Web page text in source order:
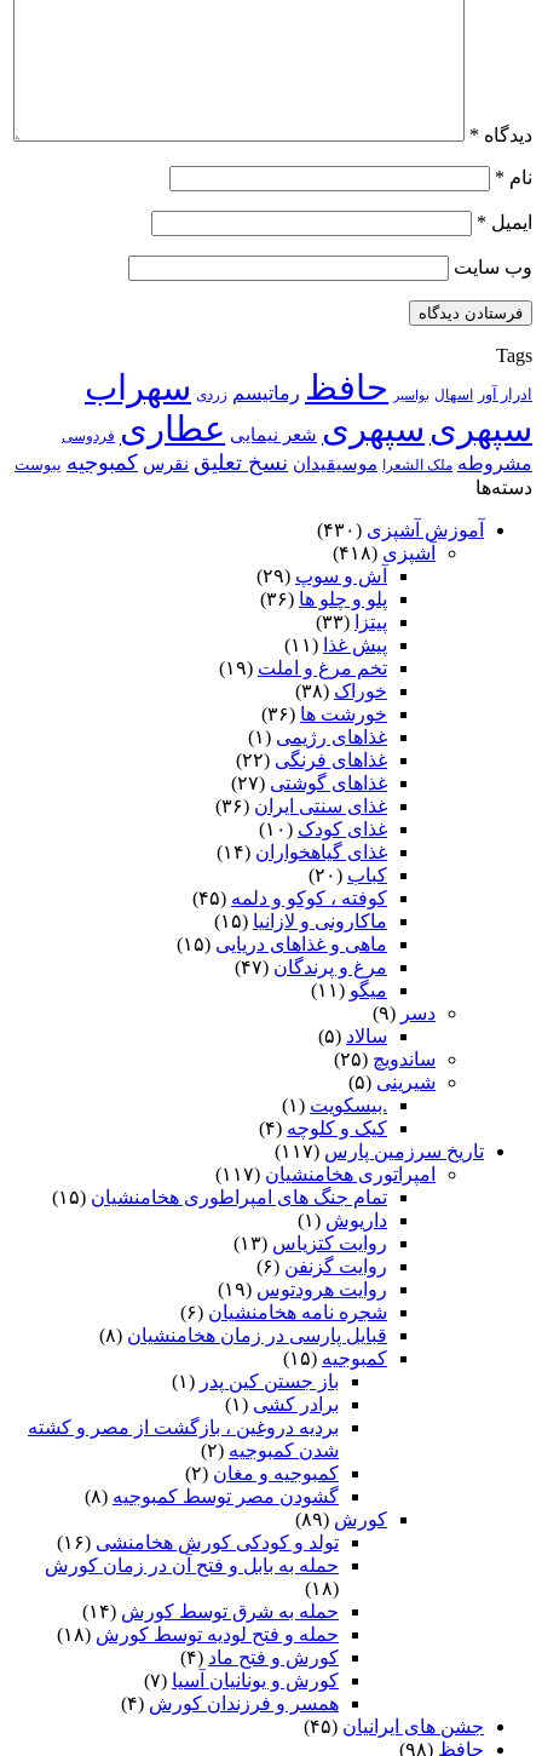
دیدگاه *
نام *
ایمیل *
وب‌ سایت
Tags
ادرار آور اسهال بواسیر حافظ رماتیسم زردی سهراب
سپهری سپهری شعر نیمایی عطاری فردوسی
مشروطه ملک الشعرا موسیقیدان نسخ تعلیق نقرس کمبوجیه یبوست
دسته‌ها
آموزش آشپزی (۴۳۰)
آشپزی (۴۱۸)
آش و سوپ (۲۹)
پلو و چلو ها (۳۶)
پیتزا
(۳۳)
پیش غذا (۱۱)
تخم مرغ و املت (۱۹)
خوراک (۳۸)
خورشت ها (۳۶)
غذاهای رژیمی (۱)
غذاهای فرنگی (۲۲)
غذاهای گوشتی (۲۷)
غذای سنتی ایران (۳۶)
غذای کودک (۱۰)
غذای گیاهخواران (۱۴)
کباب (۲۰)
کوفته ، کوکو و دلمه (۴۵)
ماکارونی و لازانیا (۱۵)
ماهی و غذاهای دریایی (۱۵)
مرغ و پرندگان (۴۷)
میگو (۱۱)
دسر (۹)
سالاد (۵)
ساندویچ (۲۵)
شیرینی (۵)
.بیسکویت (۱)
کیک و کلوچه (۴)
تاریخ سرزمین پارس (۱۱۷)
امپراتوری هخامنشیان (۱۱۷)
تمام جنگ های امپراطوری هخامنشیان (۱۵)
داریوش (۱)
روایت کتزیاس (۱۳)
روایت گزنفن (۶)
روایت هرودتوس (۱۹)
شجره نامه هخامنشیان (۶)
قبایل پارسی در زمان هخامنشیان (۸)
کمبوجیه (۱۵)
باز جستن کین پدر (۱)
برادر کشی (۱)
بردیه دروغین ، بازگشت از مصر و کشته
شدن کمبوجیه (۲)
کمبوجیه و مغان (۲)
گشودن مصر توسط کمبوجیه (۸)
کورش (۸۹)
تولد و کودکی کورش هخامنشی (۱۶)
حمله به بابل و فتح آن در زمان کورش
(۱۸)
حمله به شرق توسط کورش (۱۴)
حمله و فتح لودیه توسط کورش (۱۸)
کورش و فتح ماد (۴)
کورش و یونانیان آسیا (۷)
همسر و فرزندان کورش (۴)
جشن های ایرانیان (۴۵)
حافظ (۹۸)